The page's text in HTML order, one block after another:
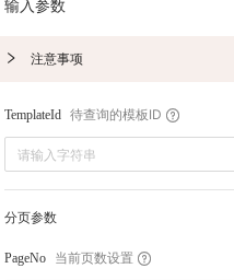
输入参数
注意事项
TemplateId 待查询的模板ID
分页参数
PageNo 当前页数设置